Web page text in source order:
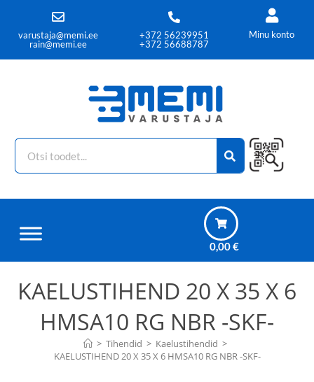
varustaja@memi.ee
rain@memi.ee
+372 56239951
+372 56688787
Minu konto
0,00€
KAELUSTIHEND 20 X 35 X 6
HMSA10 RG NBR -SKF-
> Tihendid > Kaelustihendid >
KAELUSTIHEND 20 X 35 X 6 HMSA10 RG NBR -SKF-